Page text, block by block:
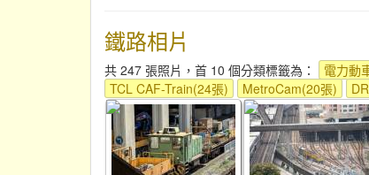
鐵路相片
共 247 張照片，首 10 個分類標籤為： 電力動
TCL CAF-Train(24張)
MetroCam(20張)